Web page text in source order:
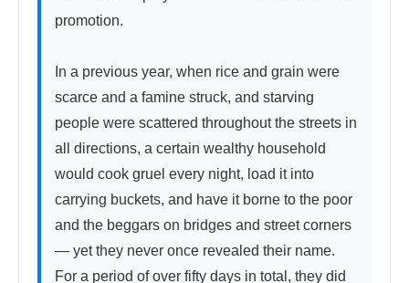
promotion.
In a previous year, when rice and grain were
scarce and a famine struck, and starving
people were scattered throughout the streets in
all directions, a certain wealthy household
would cook gruel every night, load it into
carrying buckets, and have it borne to the poor
and the beggars on bridges and street corners
— yet they never once revealed their name.
For a period of over fifty days in total, they did